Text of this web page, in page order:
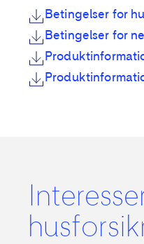
Betingelser for
Betingelser for